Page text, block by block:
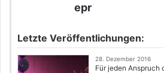
epr
Letzte Veröffentlichungen:
28. Dezember 2016
Für jeden Anspruch